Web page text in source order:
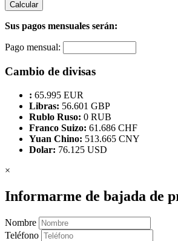
Calcular
Sus pagos mensuales serán:
Pago mensual:
Cambio de divisas
: 65.995 EUR
Libras: 56.601 GBP
Rublo Ruso: 0 RUB
Franco Suizo: 61.686 CHF
Yuan Chino: 513.665 CNY
Dolar: 76.125 USD
×
Informarme de bajada de
Nombre
Teléfono